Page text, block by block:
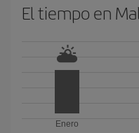
El tiempo en
Enero